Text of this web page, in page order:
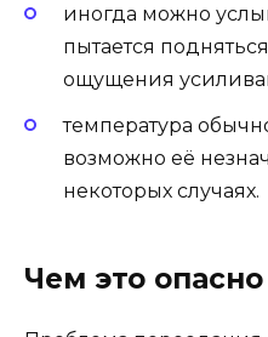
иногда можно
пытается
ощущения
температура
возможно её
некоторых случаях.
Чем это опасно